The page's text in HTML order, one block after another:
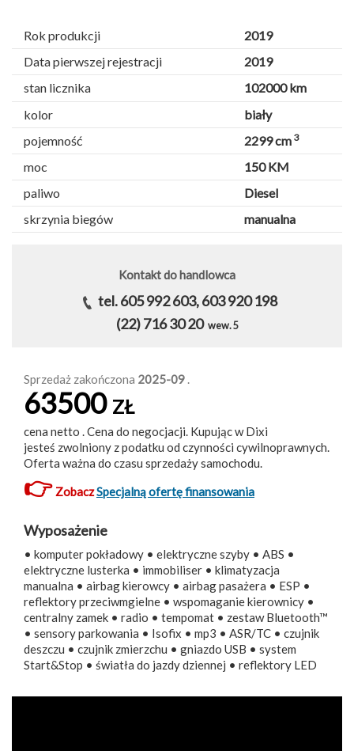
Rok produkcji
2019
Data pierwszej rejestracji
2019
stan licznika
102000 km
kolor
biały
pojemność
2299 cm 3
moc
150 KM
paliwo
Diesel
skrzynia biegów
manualna
Kontakt do handlowca
tel. 605 992 603, 603 920 198
(22) 716 30 20 wew. 5
Sprzedaż zakończona 2025-09 .
63500 ZŁ
cena netto . Cena do negocjacji. Kupując w Dixi
jesteś zwolniony z podatku od czynności cywilnoprawnych.
Oferta ważna do czasu sprzedaży samochodu.
👉ZobaczSpecjalną ofertę finansowania
Wyposażenie
• komputer pokładowy • elektryczne szyby • ABS •
elektryczne lusterka • immobiliser • klimatyzacja
manualna • airbag kierowcy • airbag pasażera • ESP •
reflektory przeciwmgielne • wspomaganie kierownicy •
centralny zamek • radio • tempomat • zestaw Bluetooth™
• sensory parkowania • Isofix • mp3 • ASR/TC • czujnik
deszczu • czujnik zmierzchu • gniazdo USB • system
Start&Stop • światła do jazdy dziennej • reflektory LED